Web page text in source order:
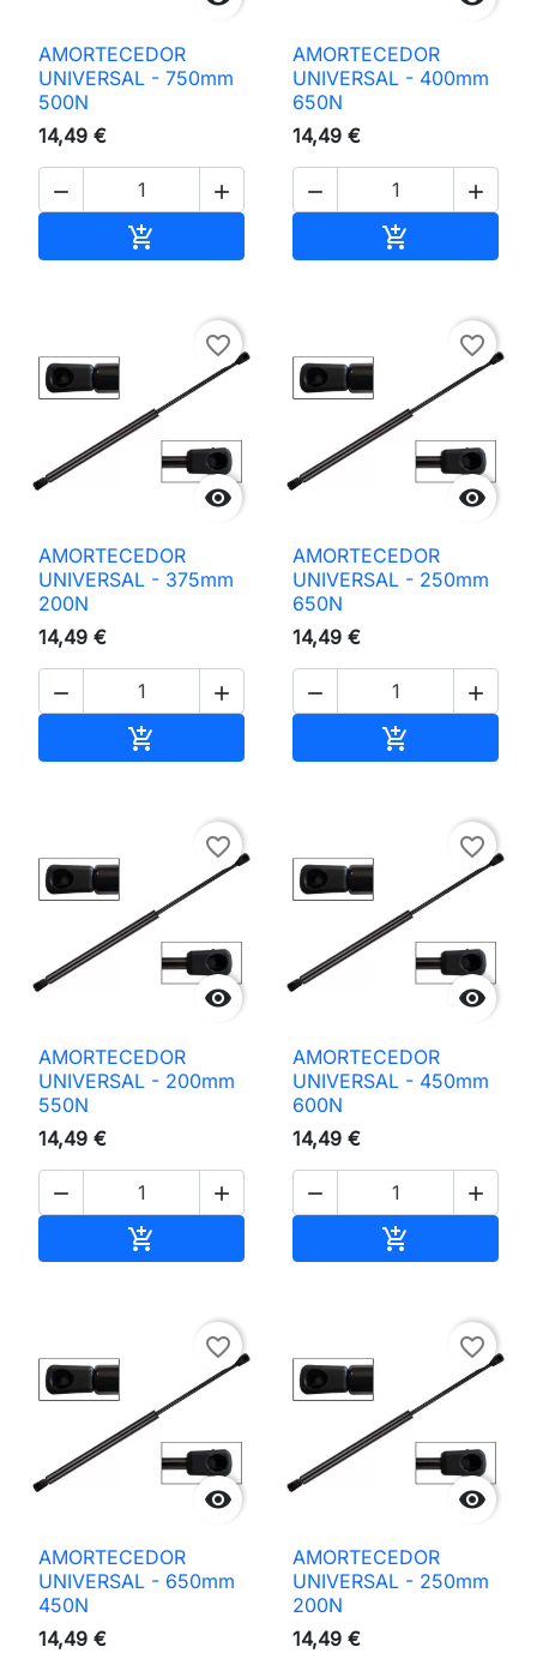
AMORTECEDOR
UNIVERSAL - 750mm
500N
14,49 €
 

AMORTECEDOR
UNIVERSAL - 400mm
650N
14,49 €
 


favorite_border
AMORTECEDOR
UNIVERSAL - 375mm
200N
14,49 €
 


favorite_border
AMORTECEDOR
UNIVERSAL - 250mm
650N
14,49 €
 


favorite_border
AMORTECEDOR
UNIVERSAL - 200mm
550N
14,49 €
 


favorite_border
AMORTECEDOR
UNIVERSAL - 450mm
600N
14,49 €
 


favorite_border
AMORTECEDOR
UNIVERSAL - 650mm
450N
14,49 €

favorite_border
AMORTECEDOR
UNIVERSAL - 250mm
200N
14,49 €